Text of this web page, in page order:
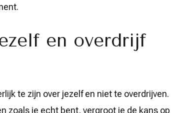
en overdrijf
te zijn over jezelf en niet te overdrijven.
zoals je echt bent, vergroot je de kans op